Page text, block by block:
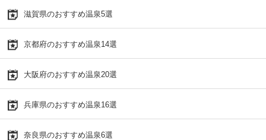
滋賀県のおすすめ温泉5選
京都府のおすすめ温泉14選
大阪府のおすすめ温泉20選
兵庫県のおすすめ温泉16選
奈良県のおすすめ温泉6選